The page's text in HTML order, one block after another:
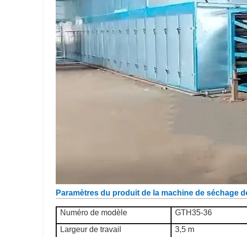
Paramètres du produit de la machine de séchage
Numéro de modèle
GTH35-36
Largeur de travail
3,5 m